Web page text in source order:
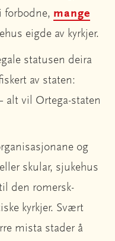
forbodne, mange
eigde av kyrkjer.
statusen deira
av staten:
alt vil Ortega-staten
og
skular, sjukehus
den romersk-
kyrkjer. Svært
mista stader å